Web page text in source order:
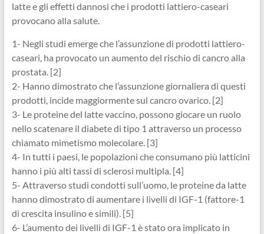
latte e gli effetti dannosi che i prodotti lattiero-caseari
provocano alla salute.
1- Negli studi emerge che l’assunzione di prodotti lattiero-
caseari, ha provocato un aumento del rischio di cancro alla
prostata. [2]
2- Hanno dimostrato che l’assunzione giornaliera di questi
prodotti, incide maggiormente sul cancro ovarico. [2]
3- Le proteine del latte vaccino, possono giocare un ruolo
nello scatenare il diabete di tipo 1 attraverso un processo
chiamato mimetismo molecolare. [3]
4- In tutti i paesi, le popolazioni che consumano più latticini
hanno i più alti tassi di sclerosi multipla. [4]
5- Attraverso studi condotti sull’uomo, le proteine da latte
hanno dimostrato di aumentare i livelli di IGF-1 (fattore-1
di crescita insulino e simili). [5]
6- L’aumento dei livelli di IGF-1 è stato ora implicato in